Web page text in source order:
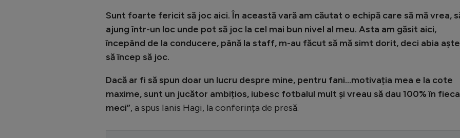
Sunt foarte fericit să joc aici. În această vară am căutat o echipă care să mă vrea,
ajung într-un loc unde pot să joc la cel mai bun nivel al meu. Asta am găsit aici,
începând de la conducere, până la staff, m-au făcut să mă simt dorit, deci abia
să încep să joc.
Dacă ar fi să spun doar un lucru despre mine, pentru fani…motivația mea e la cote
maxime, sunt un jucător ambițios, iubesc fotbalul mult și vreau să dau 100% în
meci”, a spus Ianis Hagi, la conferința de presă.